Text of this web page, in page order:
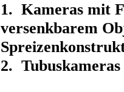
1. Kameras mit
versenkbarem
2.